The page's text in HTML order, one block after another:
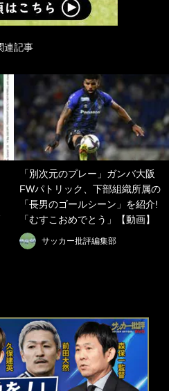
連記事
「別次元のプレー」ガンバ大阪
FWパトリック、下部組織所属の
「長男のゴールシーン」を紹介!
「むすこおめでとう」【動画】
サッカー批評編集部